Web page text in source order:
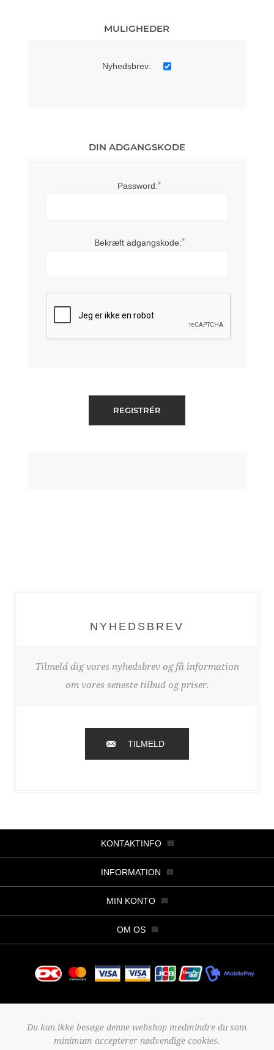
MULIGHEDER
Nyhedsbrev:
DIN ADGANGSKODE
Password:*
Bekræft adgangskode:*
NYHEDSBREV
Tilmeld dig vores nyhedsbrev og få information
om vores seneste tilbud og priser.
TILMELD
KONTAKTINFO
INFORMATION
MIN KONTO
OM OS
Copyright © 2026 Butik Viller. Alle rettigheder forbeholdt.
Powered bynopCommerce
Du kan ikke besøge denne webshop medmindre du som
minimum accepterer nødvendige cookies.